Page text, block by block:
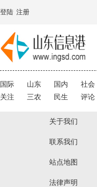
登陆 注册
国际 山东 国内
社会
关注
三农 民生 评论
关于我们
联系我们
站点地图
法律声明